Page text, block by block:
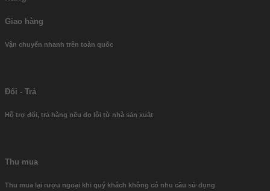
Giao hàng
Vận chuyển nhanh trên toàn quốc
Đổi - Trả
Hỗ trợ đổi, trả hàng nếu do lỗi từ nhà sản xuất
Thu mua
Thu mua lại rượu ngoại khi quý khách không có nhu cầu sử dụng